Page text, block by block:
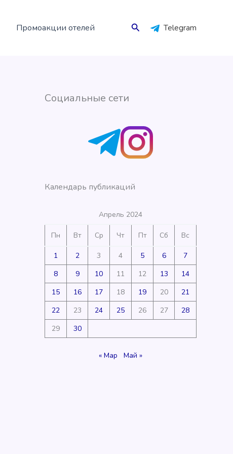
Промоакции отелей Поиск Telegram
Социальные сети
Календарь публикаций
Апрель 2024
Пн Вт Ср Чт Пт Сб Вс
1 2 3 4 5 6
7
8
9 10 11 12 13
14
15
16 17 18 19 20
21
22
23 24 25 26 27
28
29
30
« Мар Май »